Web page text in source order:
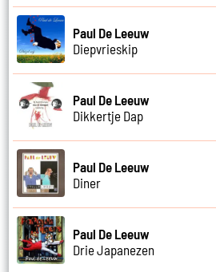
Paul De Leeuw
Diepvrieskip
Paul De Leeuw
Dikkertje Dap
Paul De Leeuw
Diner
Paul De Leeuw
Drie Japanezen